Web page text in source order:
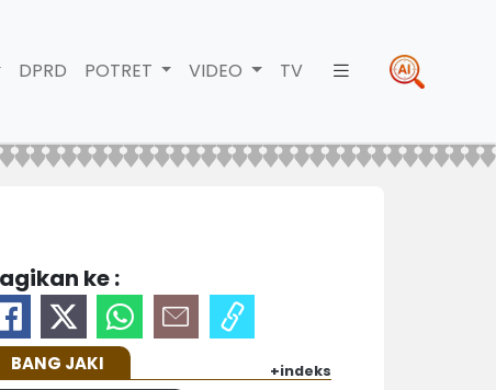
DPRD POTRET VIDEO TV
ke :
BANG JAKI +indeks